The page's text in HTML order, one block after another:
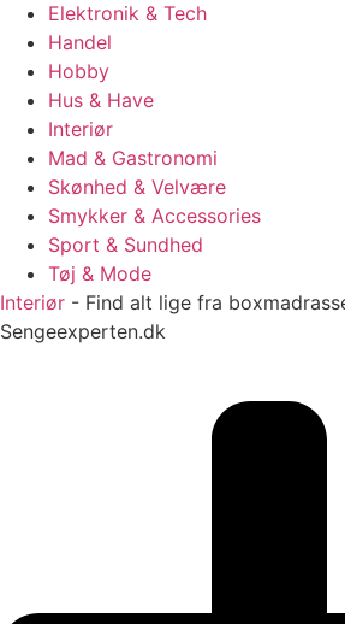
Elektronik & Tech
Handel
Hobby
Hus & Have
Interiør
Mad & Gastronomi
Skønhed & Velvære
Smykker & Accessories
Sport & Sundhed
Tøj & Mode
Interiør - Find alt lige fra
Sengeexperten.dk